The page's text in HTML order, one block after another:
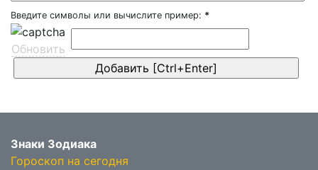
Введите символы или вычислите пример: *
Обновить
Знаки Зодиака
Гороскоп на сегодня